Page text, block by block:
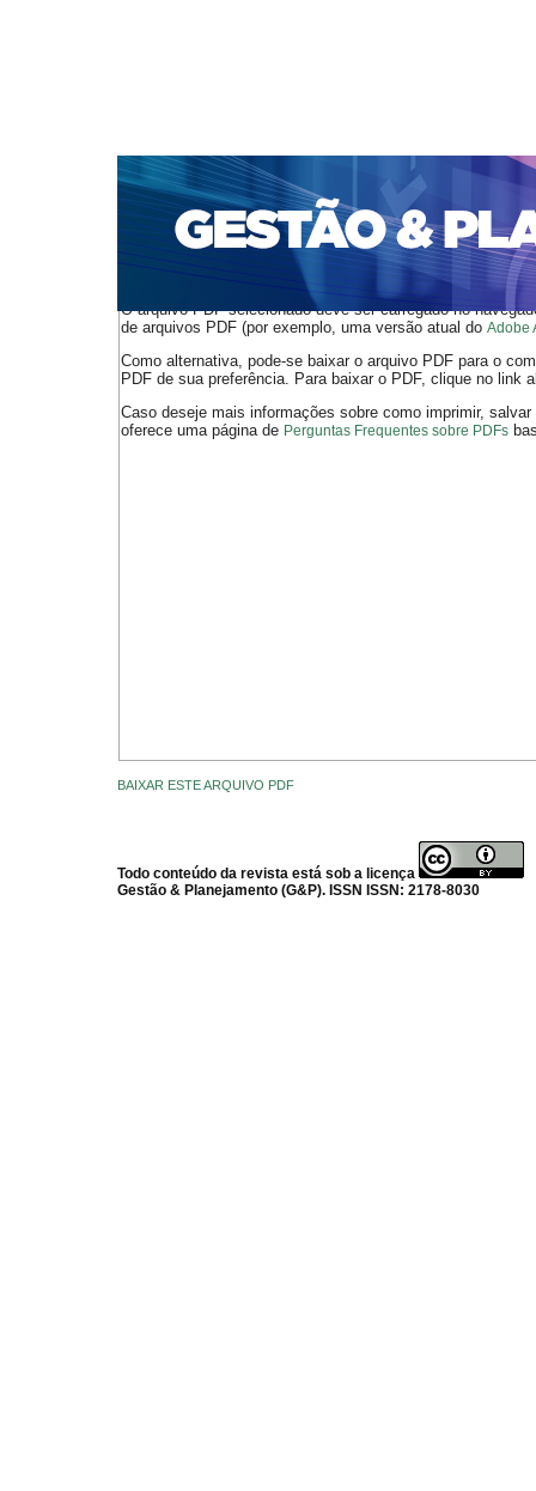
CAPA SOBRE ACESSO CADASTRO
PORTAL DE REVISTAS DA UNIFACS
SUBMISSÕES
PARA SUBMISSÃO DE ARTIGOS
TUTORIAL PARA
Capa Fróes Couto
O arquivo PDF selecionado deve ser carregado no
de arquivos PDF (por exemplo, uma versão atual do Adobe
Como alternativa, pode-se baixar o arquivo PDF para o
PDF de sua preferência. Para baixar o PDF, clique no link
Caso deseje mais informações sobre como imprimir,
oferece uma página de Perguntas Frequentes sobre PDFs
BAIXAR ESTE ARQUIVO PDF
Todo conteúdo da revista está sob a licença
Gestão & Planejamento (G&P). ISSN ISSN: 2178-8030